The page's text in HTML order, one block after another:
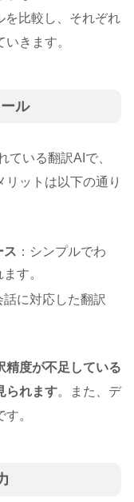
を比較し、それぞれ
きます。
ル
ている翻訳AIで、
ットは以下の通り
ス ：シンプルでわ
す。
話に対応した翻訳
精度が不足している
られます。また、デ
。